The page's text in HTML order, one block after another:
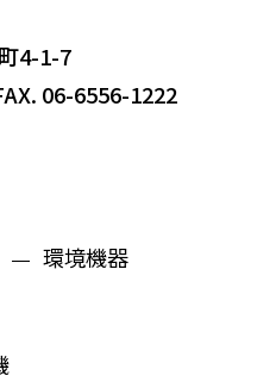
4-1-7
06-6556-1222
環境機器